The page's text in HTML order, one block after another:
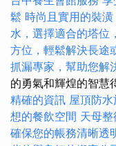
鬆 時尚且實用的裝
水，選擇適合的塔位
方位，輕鬆解決長途
抓漏專家，幫助您解
的勇氣和輝煌的智慧
精確的資訊 屋頂防
想的餐飲空間 天母
確保您的帳務清晰透